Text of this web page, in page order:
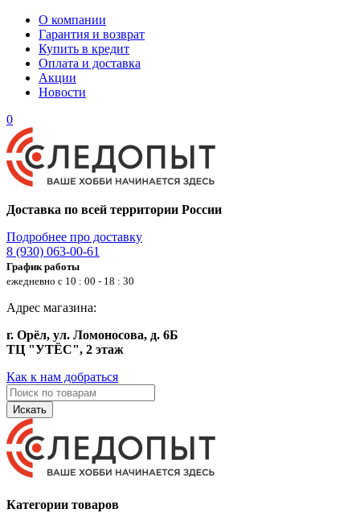
О компании
Гарантия и возврат
Купить в кредит
Оплата и доставка
Акции
Новости
0
Доставка по всей территории России
Подробнее про доставку
8 (930) 063-00-61
График работы
ежедневно с 10 : 00 - 18 : 30
Адрес магазина:
г. Орёл, ул. Ломоносова, д. 6Б
ТЦ "УТЁС", 2 этаж
Как к нам добраться
Искать
Категории товаров